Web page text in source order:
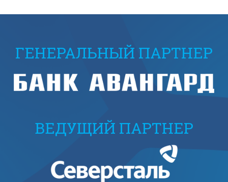
ГЕНЕРАЛЬНЫЙ ПАРТНЕР
ВЕДУЩИЙ ПАРТНЕР